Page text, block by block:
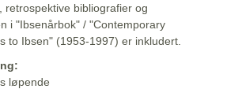
retrospektive bibliografier og
i "Ibsenårbok" / "Contemporary
to Ibsen" (1953-1997) er inkludert.
løpende